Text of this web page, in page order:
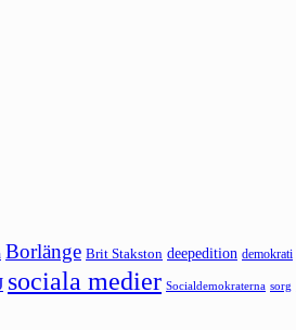
Borlänge Brit Stakston deepedition demokrati
sociala medier Socialdemokraterna sorg